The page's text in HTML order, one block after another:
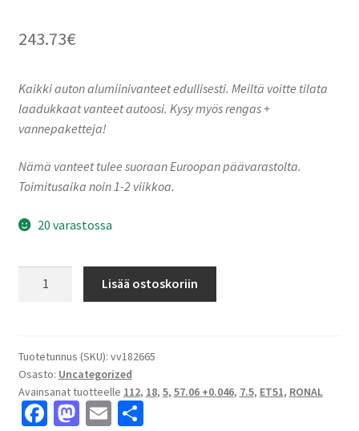
243.73€
Kaikki auton alumiinivanteet edullisesti. Meiltä voitte tilata
laadukkaat vanteet autoosi. Kysy myös rengas +
vannepaketteja!
Nämä vanteet tulee suoraan Euroopan päävarastolta.
Toimitusaika noin 1-2 viikkoa.
20 varastossa
MATT
7.5x18"
5x112
ET51
Lisää ostoskoriin
Tuotetunnus (SKU): vv182665
Osasto: Uncategorized
Avainsanat tuotteelle 112, 18, 5, 57.06 +0.046, 7.5, ET51, RONAL
Fa M E S